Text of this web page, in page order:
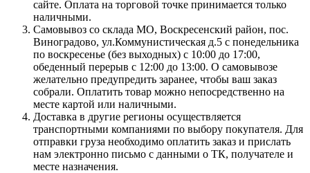
сайте. Оплата на торговой точке принимается только
наличными.
Самовывоз со склада МО, Воскресенский район, пос.
Виноградово, ул.Коммунистическая д.5 с понедельника
по воскресенье (без выходных) с 10:00 до 17:00,
обеденный перерыв с 12:00 до 13:00. О самовывозе
желательно предупредить заранее, чтобы ваш заказ
собрали. Оплатить товар можно непосредственно на
месте картой или наличными.
Доставка в другие регионы осуществляется
транспортными компаниями по выбору покупателя. Для
отправки груза необходимо оплатить заказ и прислать
нам электронно письмо с данными о ТК, получателе и
месте назначения.